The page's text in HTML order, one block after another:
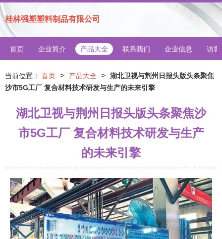
桂林强塑塑料制品有限公司
首页 企业简介 产品大全 联系我们 企业信息 访客
当前位置： 首页 > 产品大全 > 湖北卫视与荆州日报头版头条聚焦
沙市5G工厂 复合材料技术研发与生产的未来引擎
湖北卫视与荆州日报头版头条聚焦沙
市5G工厂 复合材料技术研发与生产
的未来引擎